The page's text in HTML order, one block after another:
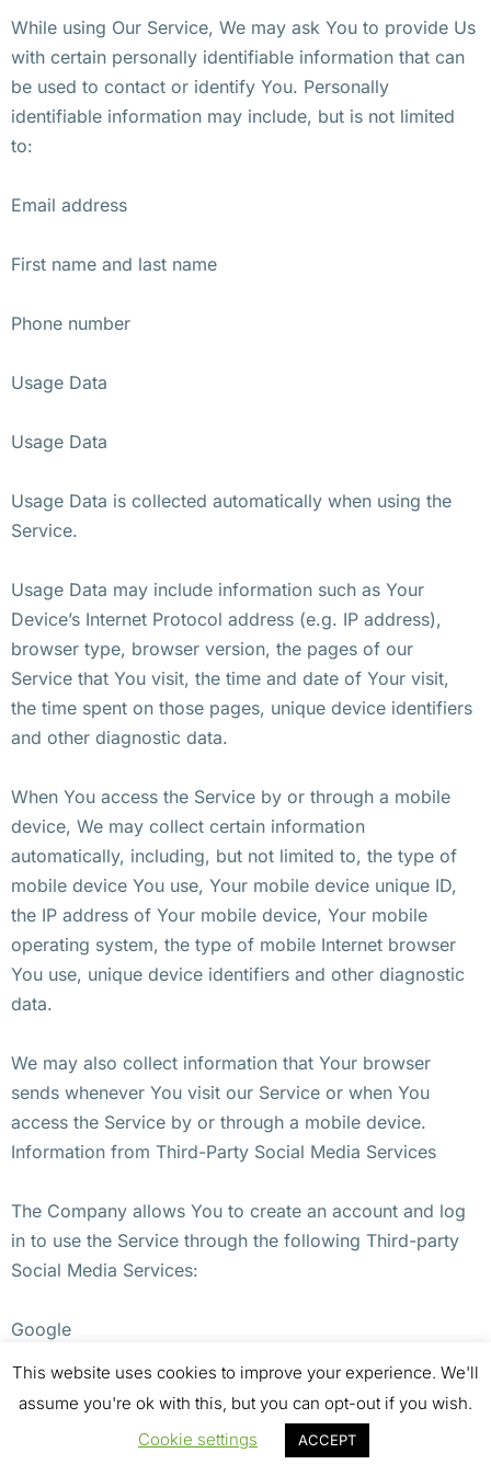
While using Our Service, We may ask You to provide Us
with certain personally identifiable information that can
be used to contact or identify You. Personally
identifiable information may include, but is not limited
to:
Email address
First name and last name
Phone number
Usage Data
Usage Data
Usage Data is collected automatically when using the
Service.
Usage Data may include information such as Your
Device’s Internet Protocol address (e.g. IP address),
browser type, browser version, the pages of our
Service that You visit, the time and date of Your visit,
the time spent on those pages, unique device identifiers
and other diagnostic data.
When You access the Service by or through a mobile
device, We may collect certain information
automatically, including, but not limited to, the type of
mobile device You use, Your mobile device unique ID,
the IP address of Your mobile device, Your mobile
operating system, the type of mobile Internet browser
You use, unique device identifiers and other diagnostic
data.
We may also collect information that Your browser
sends whenever You visit our Service or when You
access the Service by or through a mobile device.
Information from Third-Party Social Media Services
The Company allows You to create an account and log
in to use the Service through the following Third-party
Social Media Services:
Google
If You decide to register through or otherwise grant us
This website uses cookies to improve your experience. We'll
assume you're ok with this, but you can opt-out if you wish.
Cookie settings
ACCEPT